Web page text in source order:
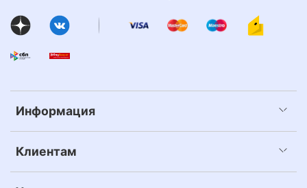
Информация
Клиентам